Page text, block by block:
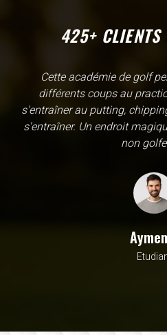
425+ CLIENTS
L'Academy de Gammarth
une école, en fait c'est un
évidemment un pratique
un sur herbe, des zones pour
Vous y avez pensé, c'est à
beauté de